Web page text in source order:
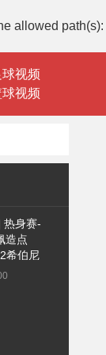
allowed path(s):
球视频
视频
热身赛-
造点
希伯尼